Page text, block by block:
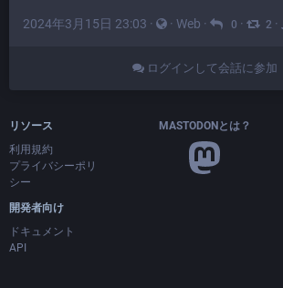
2024年3月15日 23:03 · · Web · 0 · 2 ·
ログインして会話に参加
リソース
利用規約
プライバシーポリ
シー
開発者向け
ドキュメント
API
MASTODONとは？